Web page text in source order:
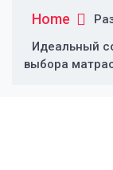
Home
Идеальный
выбора